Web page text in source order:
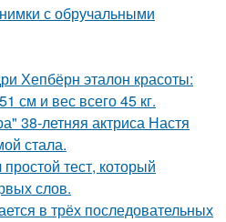
с обручальными
Хепбёрн эталон красоты:
см и вес всего 45 кг.
38-летняя актриса Настя
стала.
тест, который
слов.
в трёх последовательных